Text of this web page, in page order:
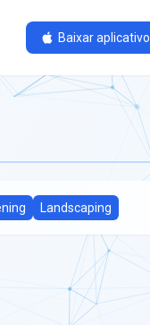
Baixar aplicativo
Landscaping